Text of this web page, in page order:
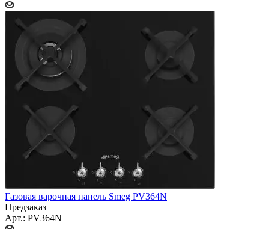
Газовая варочная панель Smeg PV364N
Предзаказ
Арт.: PV364N